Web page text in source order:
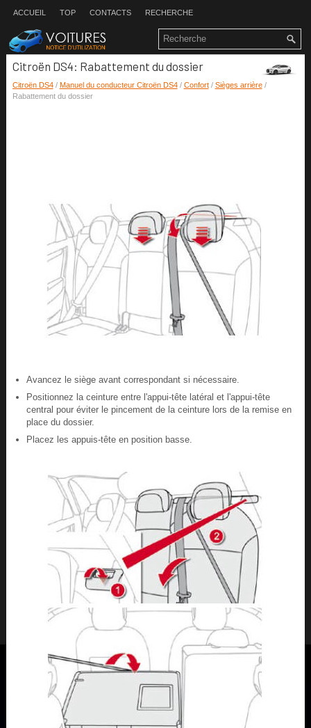
ACCUEIL TOP CONTACTS RECHERCHE
Citroën DS4: Rabattement du dossier
Citroën DS4/ Manuel du conducteur Citroën DS4/ Confort/ Sièges arrière/
Rabattement du dossier
Avancez le siège avant correspondant si nécessaire.
Positionnez la ceinture entre l'appui-tête latéral et l'appui-tête
central pour éviter le pincement de la ceinture lors de la remise en
place du dossier.
Placez les appuis-tête en position basse.